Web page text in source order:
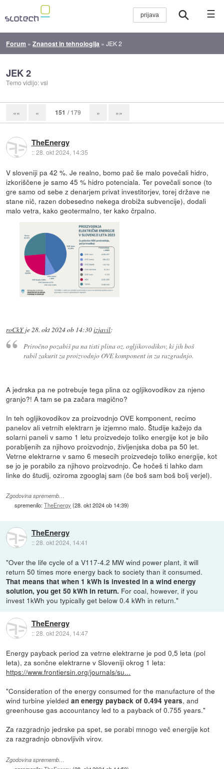
☰
Forum »Znanost in tehnologija »JEK 2
JEK 2
Temo vidijo: vsi
«« « 151 / 179 » »»
TheEnergy
::28. okt 2024, 14:35
V sloveniji pa 42 %. Je realno, bomo pač še malo povečali hidro,
izkoriščene je samo 45 % hidro potenciala. Ter povečali sonce (to
gre samo od sebe z denarjem privat investitorjev, torej države ne
stane nič, razen dobesedno nekega drobiža subvencije), dodali
malo vetra, kako geotermalno, ter kako črpalno.
roCkYje28. okt 2024 ob 14:30izjavil:
Priročno pozabiš pa na tisti plina oz. ogljikovodikov, ki jih boš
rabil zakurit za proizvodnjo OVE komponent in za razgradnjo.
A jedrska pa ne potrebuje tega plina oz ogljikovodikov za njeno
granjo?! A tam se pa začara magično?
In teh ogljikovodikov za proizvodnjo OVE komponent, recimo
panelov ali vetrnih elektrarn je izjemno malo. Študije kažejo da
solarni paneli v samo 1 letu proizvedejo toliko energije kot je bilo
porabljenih za njihovo proizvodnjo, življenjska doba pa 50 let.
Vetrne elektrarne v samo 6 mesecih proizvedejo toliko energije, kot
se jo je porabilo za njihovo proizvodnjo. Če hočeš ti lahko dam
linke do študij, oziroma zgooglaj sam (če boš sam boš bolj verjel).
Zgodovina sprememb…
spremenilo:TheEnergy (28. okt 2024 ob 14:39)
TheEnergy
::28. okt 2024, 14:41
"Over the life cycle of a V117-4.2 MW wind power plant, it will
return 50 times more energy back to society than it consumed.
That means that when 1 kWh is invested in a wind energy
solution, you get 50 kWh in return. For coal, however, if you
invest 1kWh you typically get below 0.4 kWh in return."
TheEnergy
::28. okt 2024, 14:47
Energy payback period za vetrne elektrarne je pod 0,5 leta (pol
leta), za sončne elektrarne v Sloveniji okrog 1 leta:
https://www.frontiersin.org/journals/su...
"Consideration of the energy consumed for the manufacture of the
wind turbine yieldedan energy payback of 0.494 years, and
greenhouse gas accountancy led to a payback of 0.755 years."
Za razgradnjo jedrske pa spet, se porabi mnogo več energije kot
za razgradnjo obnovljivih virov.
Zgodovina sprememb…